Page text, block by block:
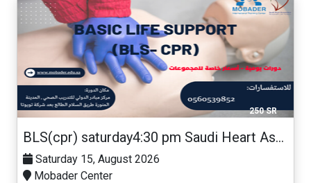
250 SR
BLS(cpr) saturday4:30 pm Saudi Heart Association
Saturday 15, August 2026
Mobader Center